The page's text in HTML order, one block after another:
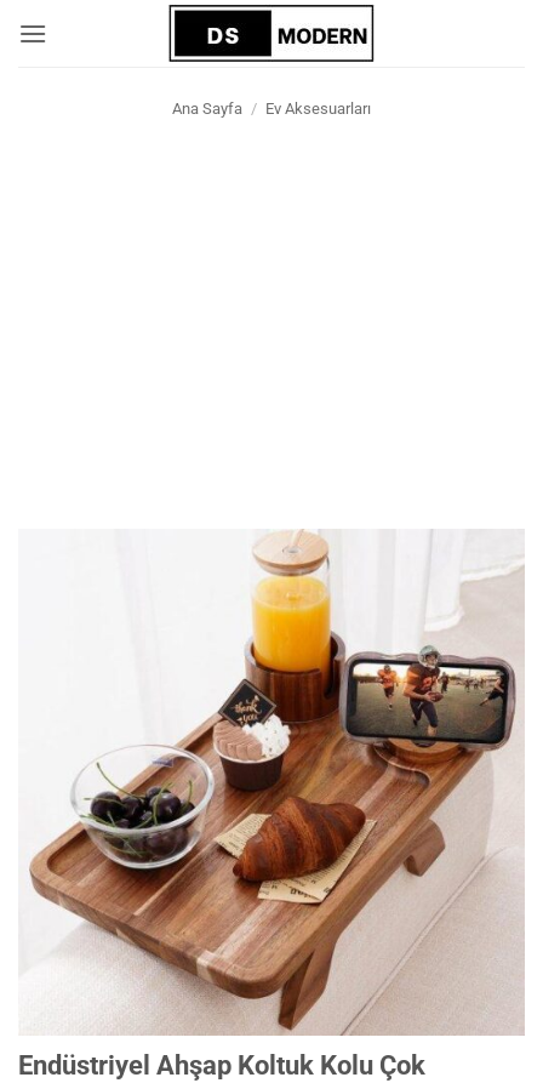
atla
Ana Sayfa / Ev Aksesuarları
Endüstriyel Ahşap Koltuk Kolu Çok